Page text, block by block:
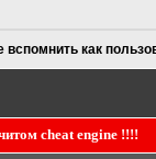
вспомнить как
cheat engine !!!!